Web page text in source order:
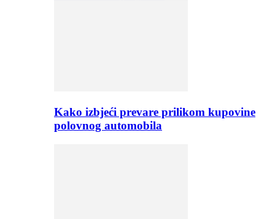
Kako izbjeći prevare prilikom kupovine
polovnog automobila